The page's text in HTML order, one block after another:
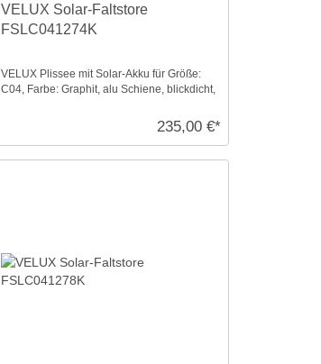
VELUX Solar-Faltstore
FSLC041274K
VELUX Plissee mit Solar-Akku für Größe:
C04, Farbe: Graphit, alu Schiene, blickdicht,
235,00 €*